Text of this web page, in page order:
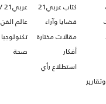
كتاب عربي21
قضايا وآراء
مقالات مختارة
أفكار
استطلاع رأي
عربي21 TV
عالم الفن
تكنولوجيا
صحة